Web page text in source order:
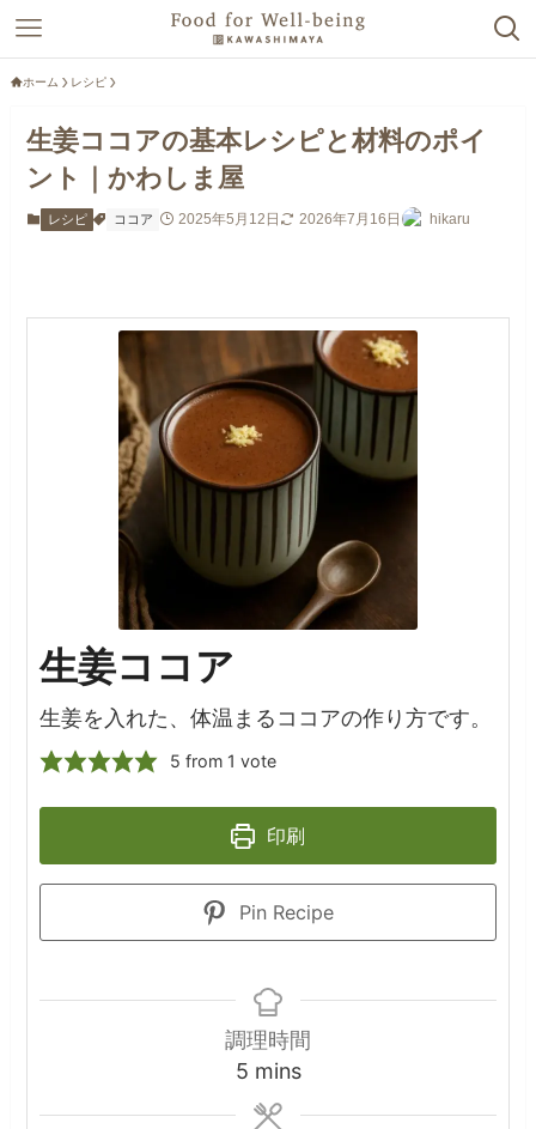
ホーム レシピ
生姜ココアの基本レシピと材料のポイ
ント｜かわしま屋
レシピ ココア 2025年5月12日 2026年7月16日 hikaru
生姜ココア
生姜を入れた、体温まるココアの作り方です。
5 from 1 vote
印刷
Pin Recipe
調理時間
5minutes
mins